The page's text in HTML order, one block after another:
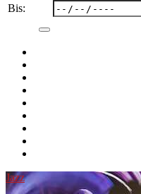
Bis:
Jazz